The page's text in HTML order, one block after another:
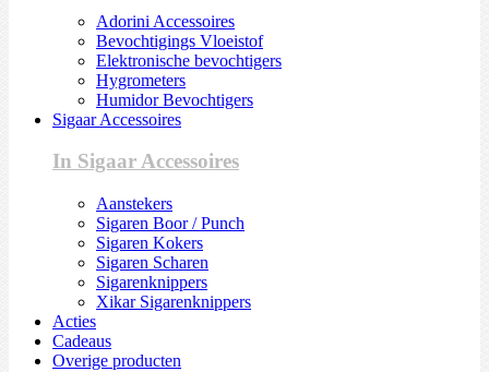
Adorini Accessoires
Bevochtigings Vloeistof
Elektronische bevochtigers
Hygrometers
Humidor Bevochtigers
Sigaar Accessoires
In Sigaar Accessoires
Aanstekers
Sigaren Boor / Punch
Sigaren Kokers
Sigaren Scharen
Sigarenknippers
Xikar Sigarenknippers
Acties
Cadeaus
Overige producten